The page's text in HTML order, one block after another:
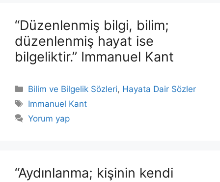
“Düzenlenmiş bilgi, bilim;
düzenlenmiş hayat ise
bilgeliktir.” Immanuel Kant
Kategoriler
Bilim ve Bilgelik Sözleri, Hayata Dair Sözler
Etiketler
Immanuel Kant
Yorum yap
“Aydınlanma; kişinin kendi